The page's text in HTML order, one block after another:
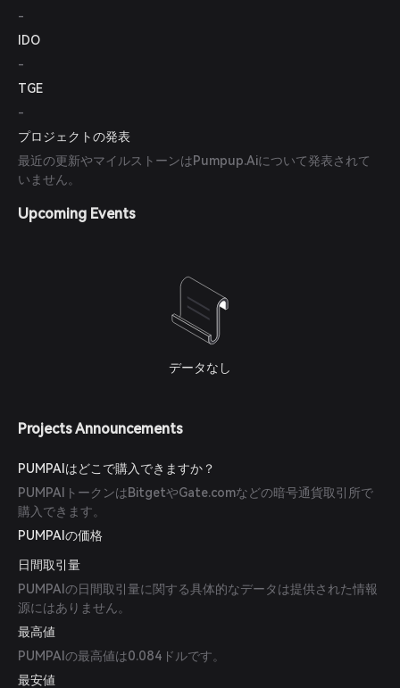
-
IDO
-
TGE
-
プロジェクトの発表
最近の更新やマイルストーンはPumpup.Aiについて発表されて
いません。
Upcoming Events
データなし
Projects Announcements
PUMPAIはどこで購入できますか？
PUMPAIトークンはBitgetやGate.comなどの暗号通貨取引所で
購入できます。
PUMPAIの価格
日間取引量
PUMPAIの日間取引量に関する具体的なデータは提供された情報
源にはありません。
最高値
PUMPAIの最高値は0.084ドルです。
最安値